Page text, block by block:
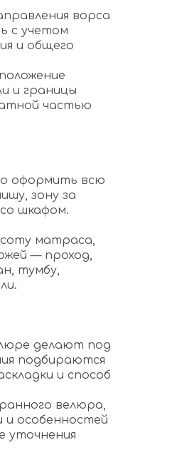
ворса
с учетом
и общего
и границы
частью
оформить всю
зону за
шкафом.
матраса,
— проход,
тумбу,
делают под
подбираются
и способ
велюра,
и особенностей
уточнения